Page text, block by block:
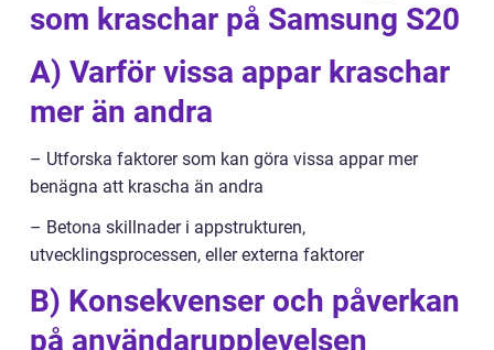
som kraschar på Samsung S20
A) Varför vissa appar kraschar
mer än andra
– Utforska faktorer som kan göra vissa appar mer
benägna att krascha än andra
– Betona skillnader i appstrukturen,
utvecklingsprocessen, eller externa faktorer
B) Konsekvenser och påverkan
på användarupplevelsen